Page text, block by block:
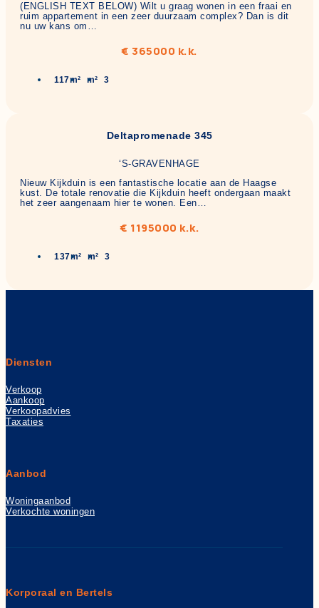
(ENGLISH TEXT BELOW) Wilt u graag wonen in een fraai en
ruim appartement in een zeer duurzaam complex? Dan is dit
nu uw kans om…
€ 365000 k.k.
117m² m² 3
Deltapromenade 345
‘S-GRAVENHAGE
Nieuw Kijkduin is een fantastische locatie aan de Haagse
kust. De totale renovatie die Kijkduin heeft ondergaan maakt
het zeer aangenaam hier te wonen. Een…
€ 1195000 k.k.
137m² m² 3
Diensten
Verkoop
Aankoop
Verkoopadvies
Taxaties
Aanbod
Woningaanbod
Verkochte woningen
Korporaal en Bertels